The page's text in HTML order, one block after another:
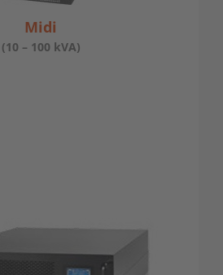
Midi
(10 – 100 kVA)